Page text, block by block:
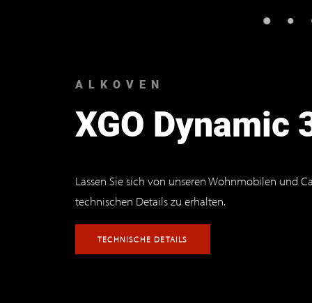
ALKOVEN
XGO Dynamic
Lassen Sie sich von unseren Wohnmobilen und
technischen Details zu erhalten.
TECHNISCHE DETAILS